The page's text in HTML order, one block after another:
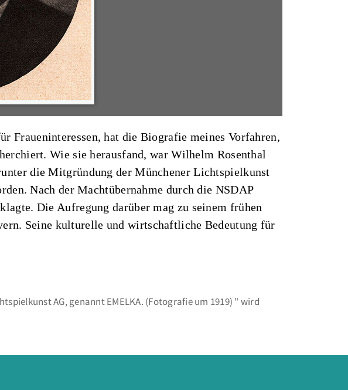
hat die Biografie meines Vorfahren,
Wie sie herausfand, war Wilhelm Rosenthal
die Mitgründung der Münchener Lichtspielkunst
Nach der Machtübernahme durch die NSDAP
Die Aufregung darüber mag zu seinem frühen
Seine kulturelle und wirtschaftliche Bedeutung für
AG, genannt EMELKA. (Fotografie um 1919) " wird